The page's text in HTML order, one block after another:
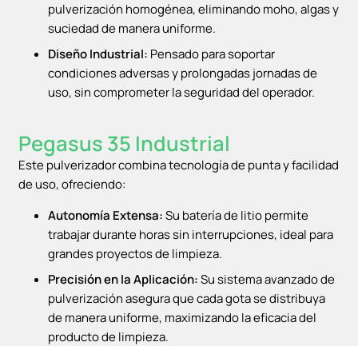
pulverización homogénea, eliminando moho, algas y
suciedad de manera uniforme.
Diseño Industrial: Pensado para soportar
condiciones adversas y prolongadas jornadas de
uso, sin comprometer la seguridad del operador.
Pegasus 35 Industrial
Este pulverizador combina tecnología de punta y facilidad
de uso, ofreciendo:
Autonomía Extensa:Su batería de litio permite
trabajar durante horas sin interrupciones, ideal para
grandes proyectos de limpieza.
Precisión en la Aplicación:Su sistema avanzado de
pulverización asegura que cada gota se distribuya
de manera uniforme, maximizando la eficacia del
producto de limpieza.